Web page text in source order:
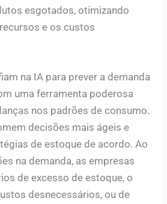
esgotados, otimizando
e os custos
na IA para prever a demanda
uma ferramenta poderosa
nos padrões de consumo.
decisões mais ágeis e
de estoque de acordo. Ao
na demanda, as empresas
de excesso de estoque, o
desnecessários, ou de